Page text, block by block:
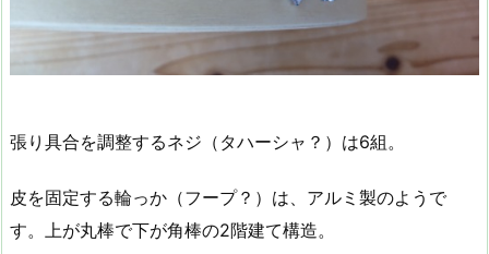
張り具合を調整するネジ（タハーシャ？）は6組。
皮を固定する輪っか（フープ？）は、アルミ製のようで
す。上が丸棒で下が角棒の2階建て構造。